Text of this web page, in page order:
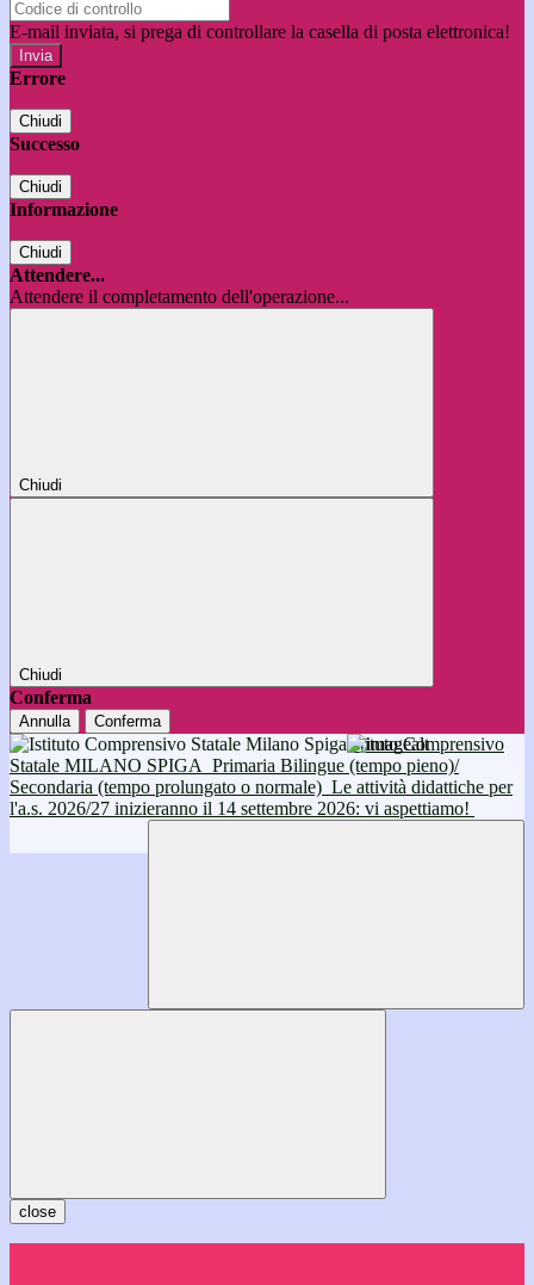
E-mail inviata, si prega di controllare la casella di posta elettronica!
Errore
Chiudi
Successo
Chiudi
Informazione
Chiudi
Attendere...
Attendere il completamento dell'operazione...
Chiudi
Chiudi
Conferma
Annulla Conferma
Istituto Comprensivo
Statale MILANO SPIGA Primaria Bilingue (tempo pieno)/
Secondaria (tempo prolungato o normale) Le attività didattiche per
l'a.s. 2026/27 inizieranno il 14 settembre 2026: vi aspettiamo!
close